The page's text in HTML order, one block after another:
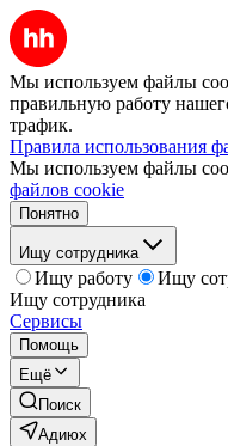
Мы используем файлы
правильную работу
трафик.
Правила использования
Мы используем файлы
файлов cookie
Понятно
Ищу сотрудника
Ищу работу
Ищу
Ищу сотрудника
Сервисы
Помощь
Ещё
Поиск
Адиюх